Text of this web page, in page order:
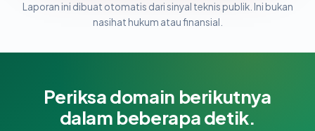
Laporan ini dibuat otomatis dari sinyal teknis publik. Ini bukan
nasihat hukum atau finansial.
Periksa domain berikutnya
dalam beberapa detik.